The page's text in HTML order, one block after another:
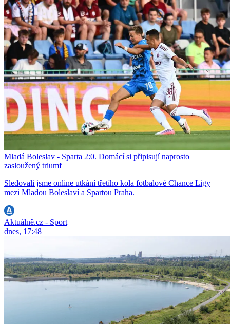
Mladá Boleslav - Sparta 2:0. Domácí si připisují naprosto
zasloužený triumf
Sledovali jsme online utkání třetího kola fotbalové Chance Ligy
mezi Mladou Boleslaví a Spartou Praha.
Aktuálně.cz - Sport
dnes, 17:48